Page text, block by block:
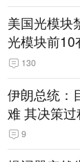
美国光模块
光模块前10
界人士：想“
130
伊朗总统：
难 其决策
9